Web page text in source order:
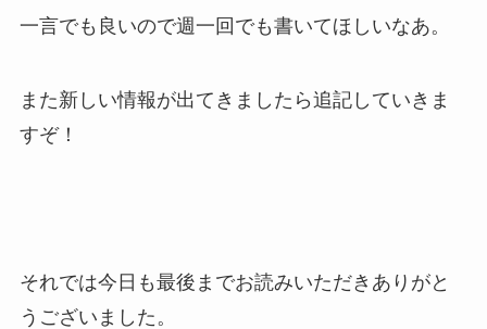
一言でも良いので週一回でも書いてほしいなあ。
また新しい情報が出てきましたら追記していきま
すぞ！
それでは今日も最後までお読みいただきありがと
うございました。